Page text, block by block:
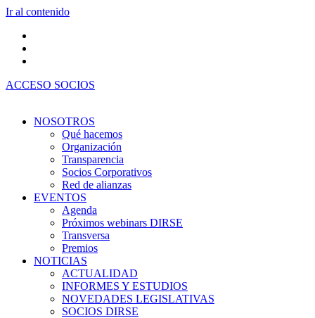
Ir al contenido
ACCESO SOCIOS
NOSOTROS
Qué hacemos
Organización
Transparencia
Socios Corporativos
Red de alianzas
EVENTOS
Agenda
Próximos webinars DIRSE
Transversa
Premios
NOTICIAS
ACTUALIDAD
INFORMES Y ESTUDIOS
NOVEDADES LEGISLATIVAS
SOCIOS DIRSE